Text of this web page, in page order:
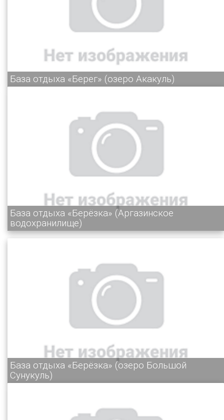
База отдыха «Берег» (озеро Акакуль)
База отдыха «Берёзка» (Аргазинское
водохранилище)
База отдыха «Берёзка» (озеро Большой
Сунукуль)